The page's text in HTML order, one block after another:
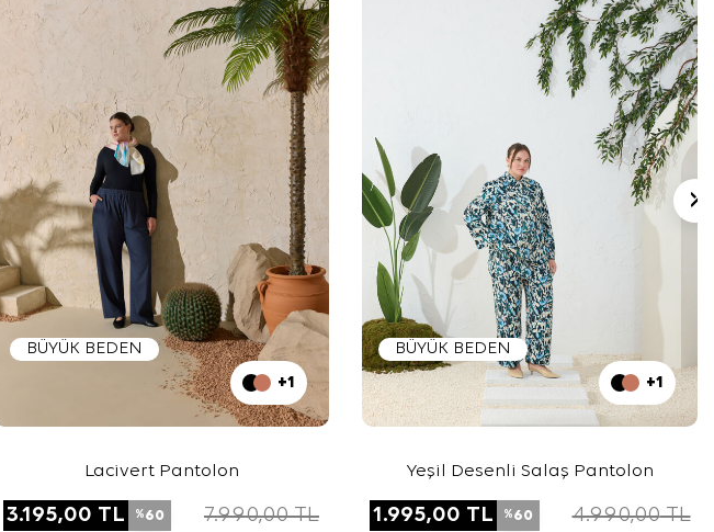
BÜYÜK BEDEN
+1
Lacivert Pantolon
3.195,00 TL %60 7.990,00TL
BÜYÜK BEDEN
+1
Yeşil Desenli Salaş Pantolon
1.995,00 TL %60 4.990,00TL